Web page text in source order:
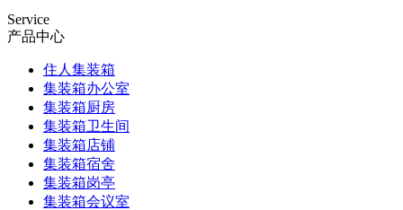
Service
产品中心
住人集装箱
集装箱办公室
集装箱厨房
集装箱卫生间
集装箱店铺
集装箱宿舍
集装箱岗亭
集装箱会议室